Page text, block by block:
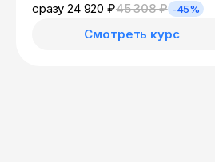
сразу 24 920 ₽45 308 ₽ -45%
Смотреть курс